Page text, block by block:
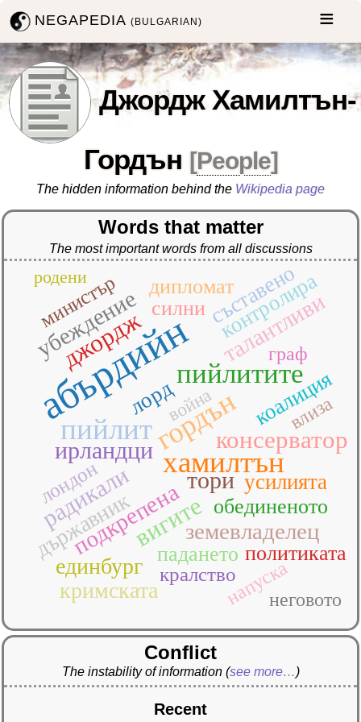
NEGAPEDIA(BULGARIAN)
Джордж Хамилтън-
Гордън [People]
The hidden information behind the Wikipedia page
Words that matter
The most important words from all discussions
абърдийн
пийлит
хамилтън
гордън
пийлитите
вигите
джордж
консерватор
ирландци
радикали тори
земевладелец
подкрепена
талантливи
убеждение
държавник
единбург
кримската
коалиция
контролира
лорд
съставено
усилията
дипломат
обединеното
падането политиката
силни
кралство
лондон
министър
влиза
граф
напусканеговото
война
родени
Conflict
The instability of information (see more…)
Recent